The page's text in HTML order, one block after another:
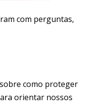
com perguntas,
como proteger
orientar nossos